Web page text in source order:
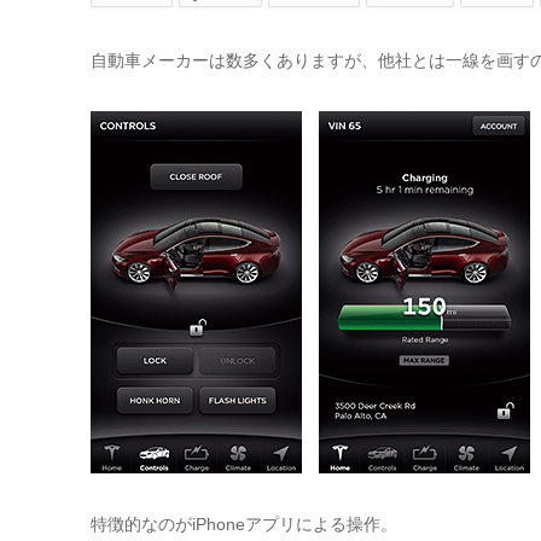
自動車メーカーは数多くありますが、他社とは一線を画す
特徴的なのがiPhoneアプリによる操作。